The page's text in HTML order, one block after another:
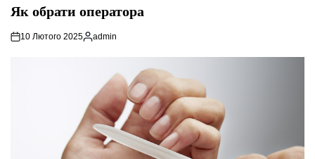
У
Як обрати оператора
10 Лютого 2025
Опубліковано
admin